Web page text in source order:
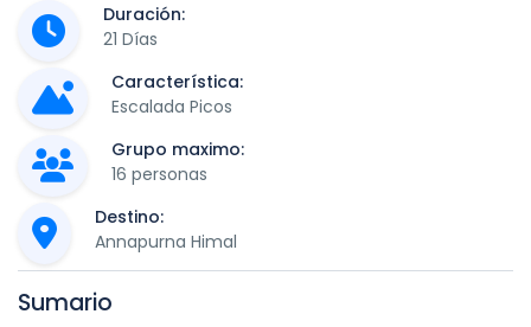
Duración:
21 Días
Característica:
Escalada Picos
Grupo maximo:
16 personas
Destino:
Annapurna Himal
Sumario